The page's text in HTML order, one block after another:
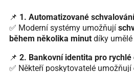
📌 1. Automatizované
✅ Moderní systémy umožňují
během několika minutdíky umělé
📌 2. Bankovní identita pro rychlé
✅ Někteří poskytovatelé umožňují